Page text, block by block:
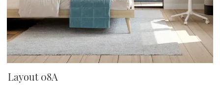
Layout 08A